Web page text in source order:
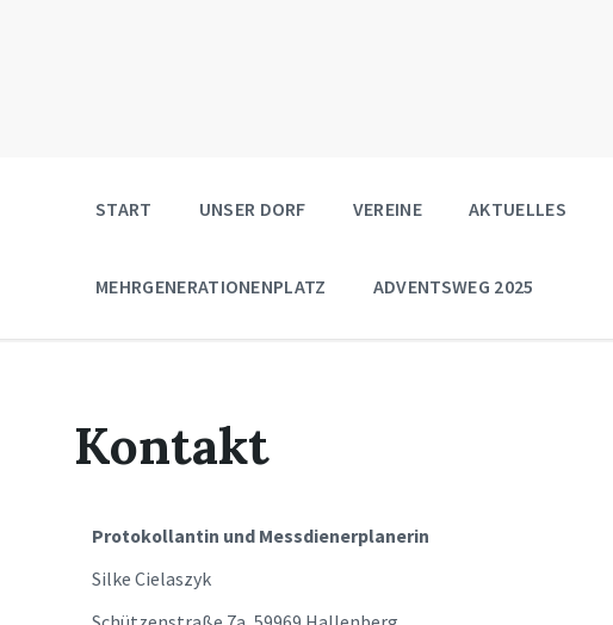
START UNSER DORF VEREINE AKTUELLES
MEHRGENERATIONENPLATZ ADVENTSWEG 2025
Kontakt
Protokollantin und Messdienerplanerin
Silke Cielaszyk